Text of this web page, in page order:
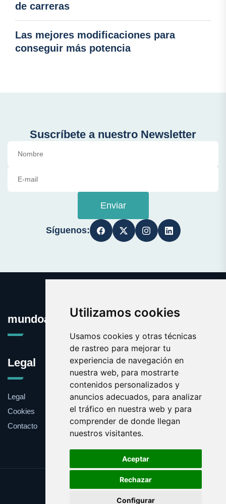
Utilizamos cookies
Usamos cookies y otras técnicas
de rastreo para mejorar tu
experiencia de navegación en
nuestra web, para mostrarte
contenidos personalizados y
anuncios adecuados, para analizar
el tráfico en nuestra web y para
comprender de donde llegan
nuestros visitantes.
Aceptar
Rechazar
Configurar
de carreras
Las mejores modificaciones para
conseguir más potencia
Suscríbete a nuestro Newsletter
Enviar
Síguenos:
mundoauto.es
Legal
Legal
Cookies
Contacto
Update cookies preferences